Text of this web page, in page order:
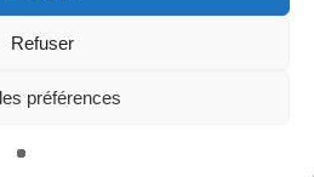
Refuser
préférences